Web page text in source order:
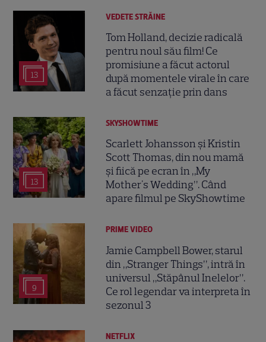
13
VEDETE STRĂINE
Tom Holland, decizie radicală
pentru noul său film! Ce
promisiune a făcut actorul
după momentele virale în care
a făcut senzație prin dans
13
SKYSHOWTIME
Scarlett Johansson și Kristin
Scott Thomas, din nou mamă
și fiică pe ecran în „My
Mother's Wedding”. Când
apare filmul pe SkyShowtime
9
PRIME VIDEO
Jamie Campbell Bower, starul
din „Stranger Things”, intră în
universul „Stăpânul Inelelor”.
Ce rol legendar va interpreta în
sezonul 3
NETFLIX